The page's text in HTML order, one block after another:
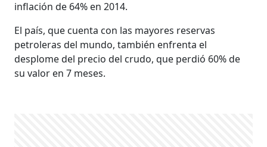
inflación de 64% en 2014.
El país, que cuenta con las mayores reservas
petroleras del mundo, también enfrenta el
desplome del precio del crudo, que perdió 60% de
su valor en 7 meses.